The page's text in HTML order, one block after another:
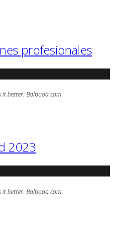
profesionales
it better. Balbooa.com
2023
it better. Balbooa.com